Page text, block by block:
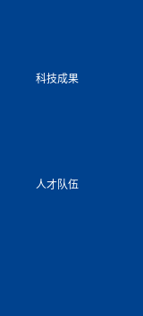
科技成果
人才队伍